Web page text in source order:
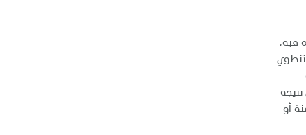
فيه،
تنطوي
أو